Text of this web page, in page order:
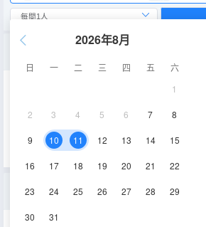
2026年8月
日 一 二 三 四 五
六
1
2 3 4 5 6 7 8
9 10 11 12 13 14 15
16 17 18 19 20 21 22
23 24 25 26 27 28 29
30 31
景觀雙床房